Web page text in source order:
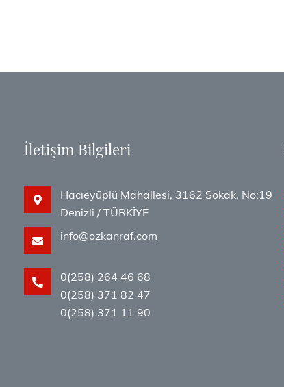
İletişim Bilgileri
Hacıeyüplü Mahallesi, 3162 Sokak, No:19
Denizli / TÜRKİYE
info@ozkanraf.com
0(258) 264 46 68
0(258) 371 82 47
0(258) 371 11 90